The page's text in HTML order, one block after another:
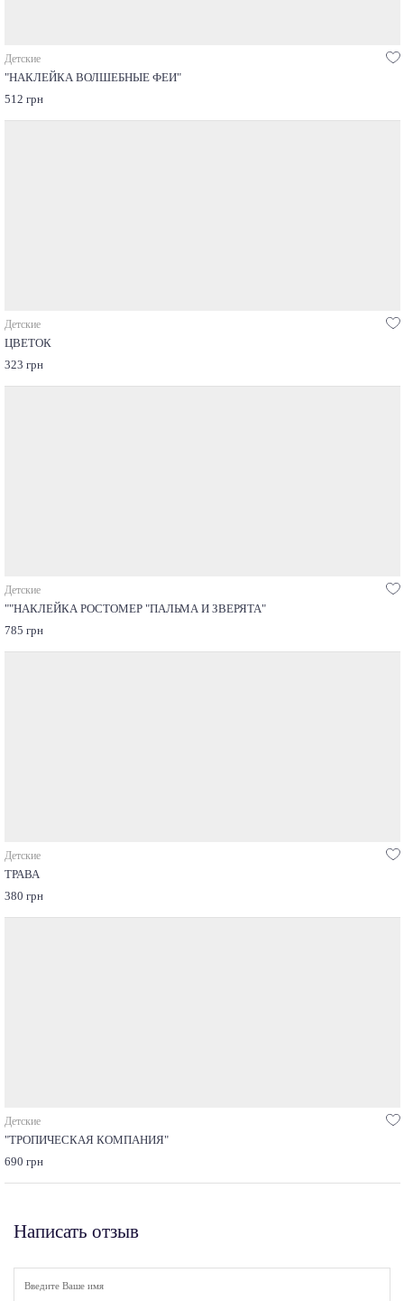
Детские
"НАКЛЕЙКА ВОЛШЕБНЫЕ ФЕИ"
512 грн
Детские
ЦВЕТОК
323 грн
Детские
""НАКЛЕЙКА РОСТОМЕР "ПАЛЬМА И ЗВЕРЯТА"
785 грн
Детские
ТРАВА
380 грн
Детские
"ТРОПИЧЕСКАЯ КОМПАНИЯ"
690 грн
Написать отзыв